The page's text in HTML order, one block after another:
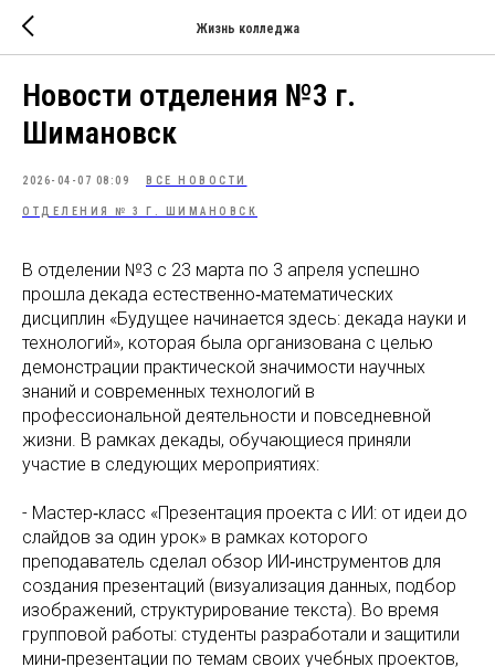
Жизнь колледжа
Новости отделения №3 г.
Шимановск
2026-04-07 08:09 ВСЕ НОВОСТИ
ОТДЕЛЕНИЯ № 3 Г. ШИМАНОВСК
В отделении №3 с 23 марта по 3 апреля успешно
прошла декада естественно‑математических
дисциплин «Будущее начинается здесь: декада науки и
технологий», которая была организована с целью
демонстрации практической значимости научных
знаний и современных технологий в
профессиональной деятельности и повседневной
жизни. В рамках декады, обучающиеся приняли
участие в следующих мероприятиях:
- Мастер‑класс «Презентация проекта с ИИ: от идеи до
слайдов за один урок» в рамках которого
преподаватель сделал обзор ИИ‑инструментов для
создания презентаций (визуализация данных, подбор
изображений, структурирование текста). Во время
групповой работы: студенты разработали и защитили
мини‑презентации по темам своих учебных проектов,